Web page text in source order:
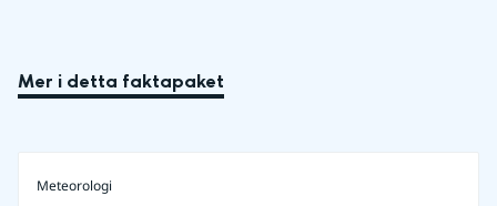
Mer i detta faktapaket
Meteorologi